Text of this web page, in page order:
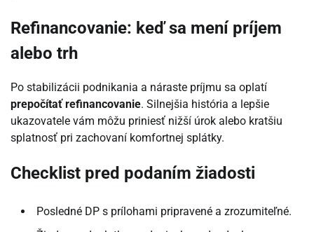
Refinancovanie: keď sa mení príjem
alebo trh
Po stabilizácii podnikania a náraste príjmu sa oplatí
prepočítať refinancovanie. Silnejšia história a lepšie
ukazovatele vám môžu priniesť nižší úrok alebo kratšiu
splatnosť pri zachovaní komfortnej splátky.
Checklist pred podaním žiadosti
Posledné DP s prílohami pripravené a zrozumiteľné.